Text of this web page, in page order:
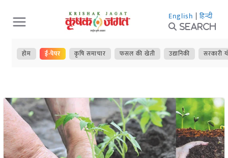
Skip
to
content
English | हिन्दी
Search
होम ई-पेपर कृषि समाचार फसल की खेती उद्यानिकी सरकारी